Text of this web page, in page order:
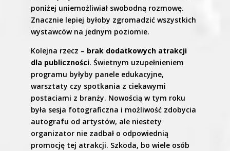
poniżej uniemożliwiał swobodną rozmowę.
Znacznie lepiej byłoby zgromadzić wszystkich
wystawców na jednym poziomie.
Kolejna rzecz – brak dodatkowych atrakcji
dla publiczności. Świetnym uzupełnieniem
programu byłyby panele edukacyjne,
warsztaty czy spotkania z ciekawymi
postaciami z branży. Nowością w tym roku
była sesja fotograficzna i możliwość zdobycia
autografu od artystów, ale niestety
organizator nie zadbał o odpowiednią
promocję tej atrakcji. Szkoda, bo wiele osób